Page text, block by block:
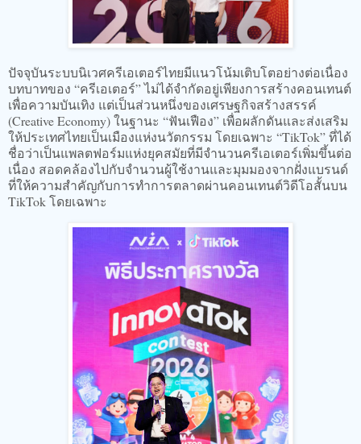
ปัจจุบันระบบนิเวศครีเอเตอร์ไทยมีแนวโน้มเติบโตอย่างต่อเนื่อง
บทบาทของ “ครีเอเตอร์” ไม่ได้จำกัดอยู่เพียงการสร้างคอนเทนต์
เพื่อความบันเทิง แต่เป็นส่วนหนึ่งของเศรษฐกิจสร้างสรรค์
(Creative Economy) ในฐานะ “ฟันเฟือง” เพื่อผลักดันและส่งเสริม
ให้ประเทศไทยเป็นเมืองแห่งนวัตกรรม โดยเฉพาะ “TikTok” ที่ได้
ชื่อว่าเป็นแพลตฟอร์มแห่งยุคสมัยที่มีจำนวนครีเอเตอร์เพิ่มขึ้นต่อ
เนื่อง สอดคล้องไปกับจำนวนผู้ใช้งานและมุมมองจากฝั่งแบรนด์
ที่ให้ความสำคัญกับการทำการตลาดผ่านคอนเทนต์วิดีโอสั้นบน
TikTok โดยเฉพาะ